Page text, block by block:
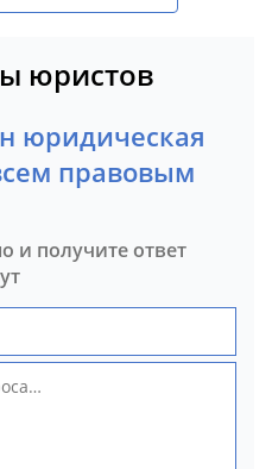
юристов
юридическая
правовым
и получите ответ